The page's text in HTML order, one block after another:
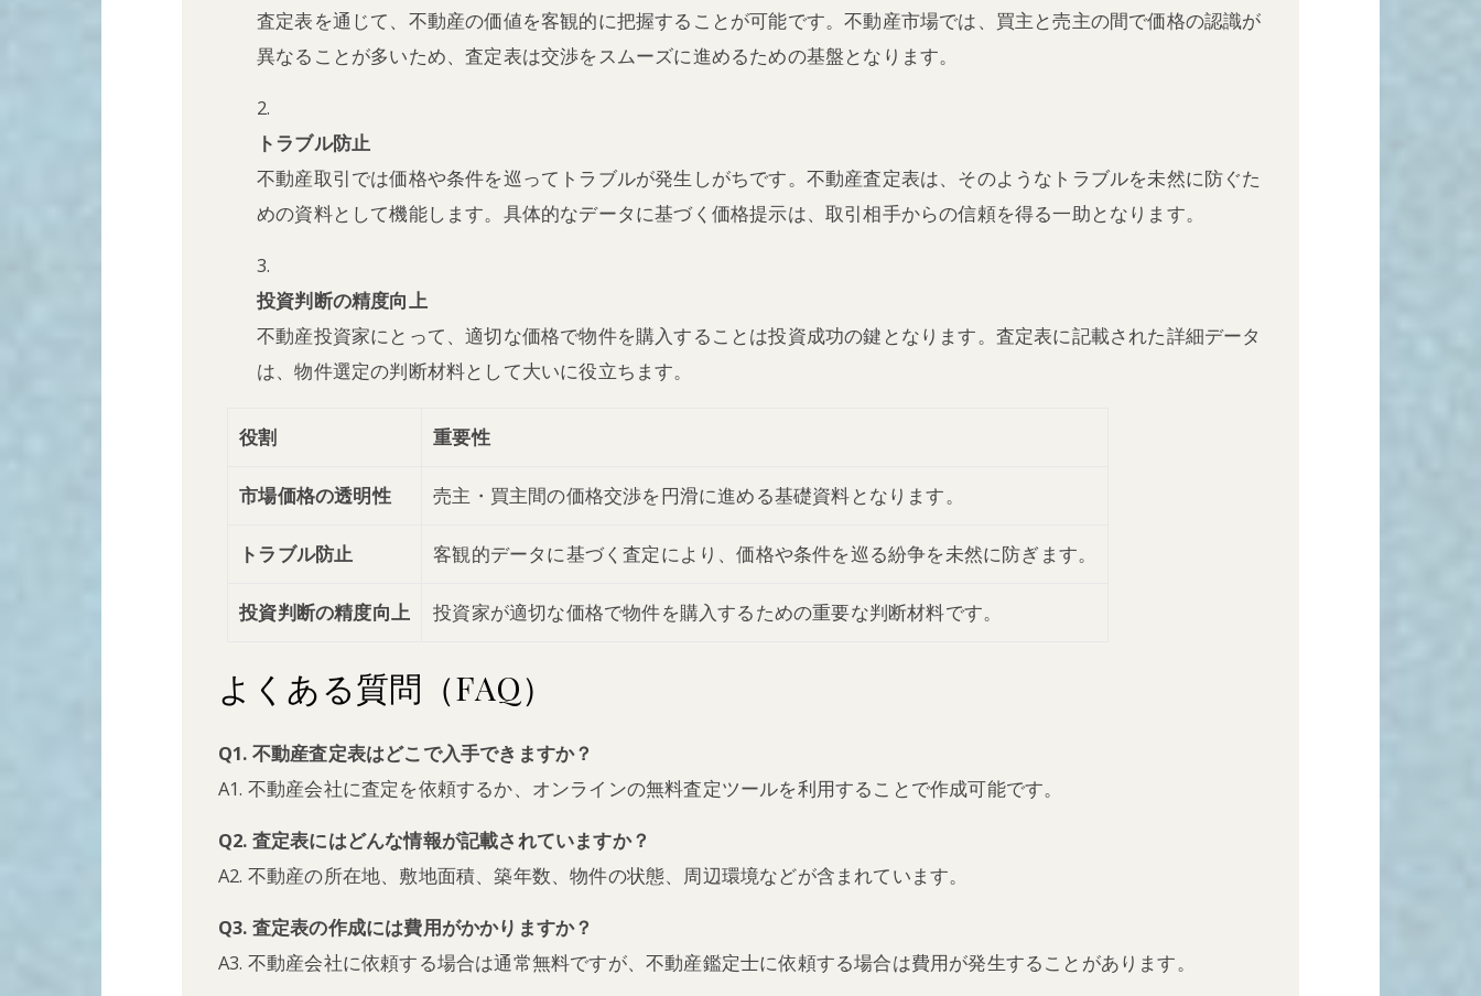
査定表を通じて、不動産の価値を客観的に把握することが可能です。不動産市場では、買主と売主の間で価格の認識が
異なることが多いため、査定表は交渉をスムーズに進めるための基盤となります。
トラブル防止
不動産取引では価格や条件を巡ってトラブルが発生しがちです。不動産査定表は、そのようなトラブルを未然に防ぐた
めの資料として機能します。具体的なデータに基づく価格提示は、取引相手からの信頼を得る一助となります。
投資判断の精度向上
不動産投資家にとって、適切な価格で物件を購入することは投資成功の鍵となります。査定表に記載された詳細データ
は、物件選定の判断材料として大いに役立ちます。
役割 重要性
市場価格の透明性 売主・買主間の価格交渉を円滑に進める基礎資料となります。
トラブル防止 客観的データに基づく査定により、価格や条件を巡る紛争を未然に防ぎます。
投資判断の精度向上 投資家が適切な価格で物件を購入するための重要な判断材料です。
よくある質問（FAQ）
Q1. 不動産査定表はどこで入手できますか？
A1. 不動産会社に査定を依頼するか、オンラインの無料査定ツールを利用することで作成可能です。
Q2. 査定表にはどんな情報が記載されていますか？
A2. 不動産の所在地、敷地面積、築年数、物件の状態、周辺環境などが含まれています。
Q3. 査定表の作成には費用がかかりますか？
A3. 不動産会社に依頼する場合は通常無料ですが、不動産鑑定士に依頼する場合は費用が発生することがあります。